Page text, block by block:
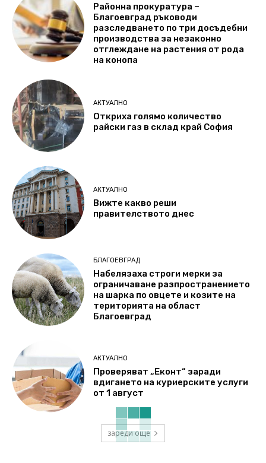
Районна прокуратура –
Благоевград ръководи
разследването по три досъдебни
производства за незаконно
отглеждане на растения от рода
на конопа
АКТУАЛНО
Откриха голямо количество
райски газ в склад край София
АКТУАЛНО
Вижте какво реши
правителството днес
БЛАГОЕВГРАД
Набелязаха строги мерки за
ограничаване разпространението
на шарка по овцете и козите на
територията на област
Благоевград
АКТУАЛНО
Проверяват „Еконт“ заради
вдигането на куриерските услуги
от 1 август
зареди още